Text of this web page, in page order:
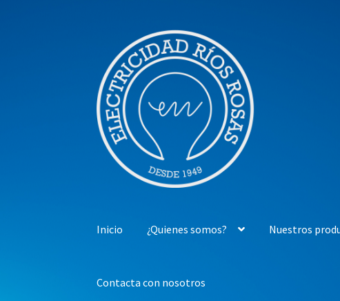
la
navegación
contenido
Inicio ¿Quienes somos? Nuestros
Contacta con nosotros